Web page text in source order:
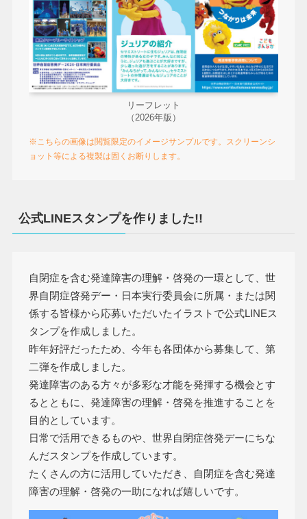
リーフレット
（2026年版）
※こちらの画像は閲覧限定のイメージサンプルです。スクリーンシ
ョット等による複製は固くお断りします。
公式LINEスタンプを作りました!!
自閉症を含む発達障害の理解・啓発の一環として、世
界自閉症啓発デー・日本実行委員会に所属・または関
係する皆様から応募いただいたイラストで公式LINEス
タンプを作成しました。
昨年好評だったため、今年も各団体から募集して、第
二弾を作成しました。
発達障害のある方々が多彩な才能を発揮する機会とす
るとともに、発達障害の理解・啓発を推進することを
目的としています。
日常で活用できるものや、世界自閉症啓発デーにちな
んだスタンプを作成しています。
たくさんの方に活用していただき、自閉症を含む発達
障害の理解・啓発の一助になれば嬉しいです。